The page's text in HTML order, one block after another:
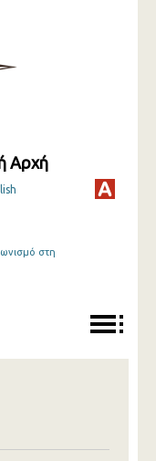
Αρχή
στη